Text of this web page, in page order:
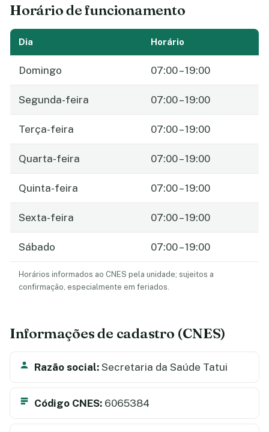
Horário de funcionamento
Dia Horário
Domingo 07:00 – 19:00
Segunda-feira 07:00 – 19:00
Terça-feira 07:00 – 19:00
Quarta-feira 07:00 – 19:00
Quinta-feira 07:00 – 19:00
Sexta-feira 07:00 – 19:00
Sábado 07:00 – 19:00
Horários informados ao CNES pela unidade; sujeitos a
confirmação, especialmente em feriados.
Informações de cadastro (CNES)
Razão social: Secretaria da Saúde Tatui
Código CNES: 6065384